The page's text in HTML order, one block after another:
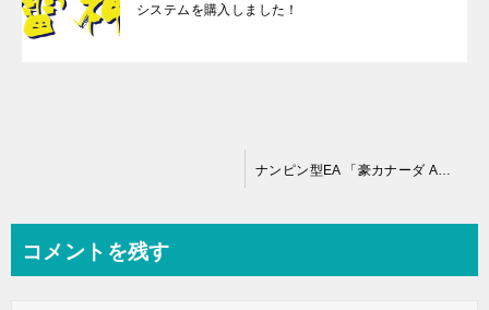
システムを購入しました！
ビ
ナンピン型EA 「豪カナーダ AUDCAD」の凄く優秀なスペックを紹介します
コメントを残す